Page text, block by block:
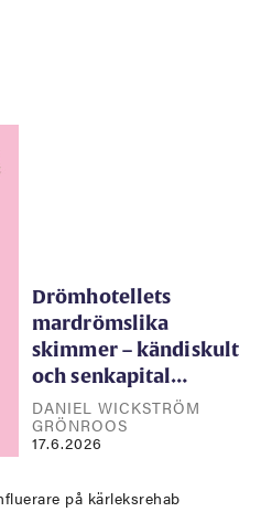
Drömhotellets
mardrömslika
skimmer – kändiskult
och senkapital…
DANIEL WICKSTRÖM
GRÖNROOS
17.6.2026
på kärleksrehab